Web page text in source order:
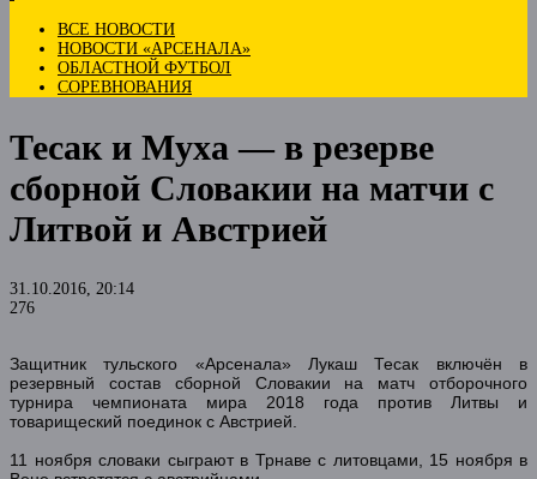
ВСЕ НОВОСТИ
НОВОСТИ «АРСЕНАЛА»
ОБЛАСТНОЙ ФУТБОЛ
СОРЕВНОВАНИЯ
Тесак и Муха — в резерве
сборной Словакии на матчи с
Литвой и Австрией
31.10.2016, 20:14
276
Защитник тульского «Арсенала» Лукаш Тесак включён в
резервный состав сборной Словакии на матч отборочного
турнира чемпионата мира 2018 года против Литвы и
товарищеский поединок с Австрией.
11 ноября словаки сыграют в Трнаве с литовцами, 15 ноября в